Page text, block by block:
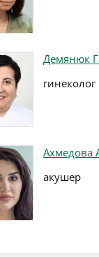
Демянюк
гинеколог
Ахмедова
акушер